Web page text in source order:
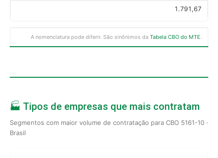
1.791,67
A nomenclatura pode diferir. São sinônimos da Tabela CBO do MTE.
🏭 Tipos de empresas que mais contratam
Segmentos com maior volume de contratação para CBO 5161-10 ·
Brasil